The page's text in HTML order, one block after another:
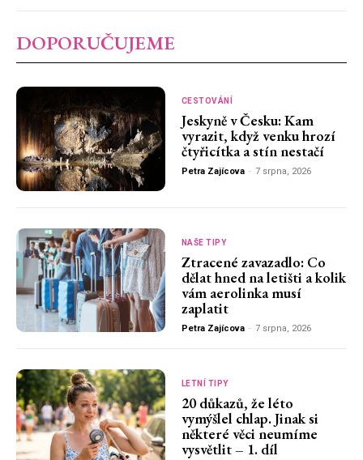
DOPORUČUJEME
CESTOVÁNÍ
Jeskyně v Česku: Kam
vyrazit, když venku hrozí
čtyřicítka a stín nestačí
Petra Zajícova - 7 srpna, 2026
NAŠE TIPY
Ztracené zavazadlo: Co
dělat hned na letišti a kolik
vám aerolinka musí
zaplatit
Petra Zajícova - 7 srpna, 2026
LETNÍ TIPY
20 důkazů, že léto
vymýšlel chlap. Jinak si
některé věci neumíme
vysvětlit – 1. díl